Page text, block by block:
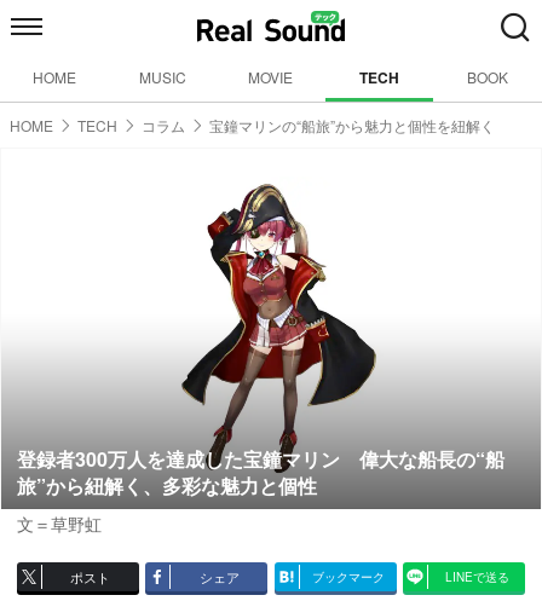
HOME MUSIC MOVIE TECH BOOK
HOME TECH コラム 宝鐘マリンの“船旅”から魅力と個性を紐解く
登録者300万人を達成した宝鐘マリン 偉大な船長の“船
旅”から紐解く、多彩な魅力と個性
文＝草野虹
ポスト シェア ブックマーク LINEで送る